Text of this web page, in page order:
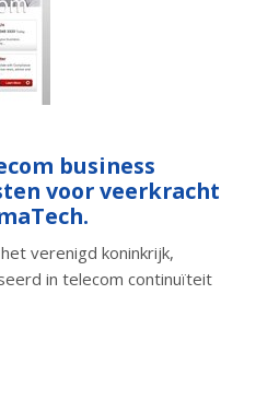
business
voor veerkracht
verenigd koninkrijk,
in telecom continuïteit